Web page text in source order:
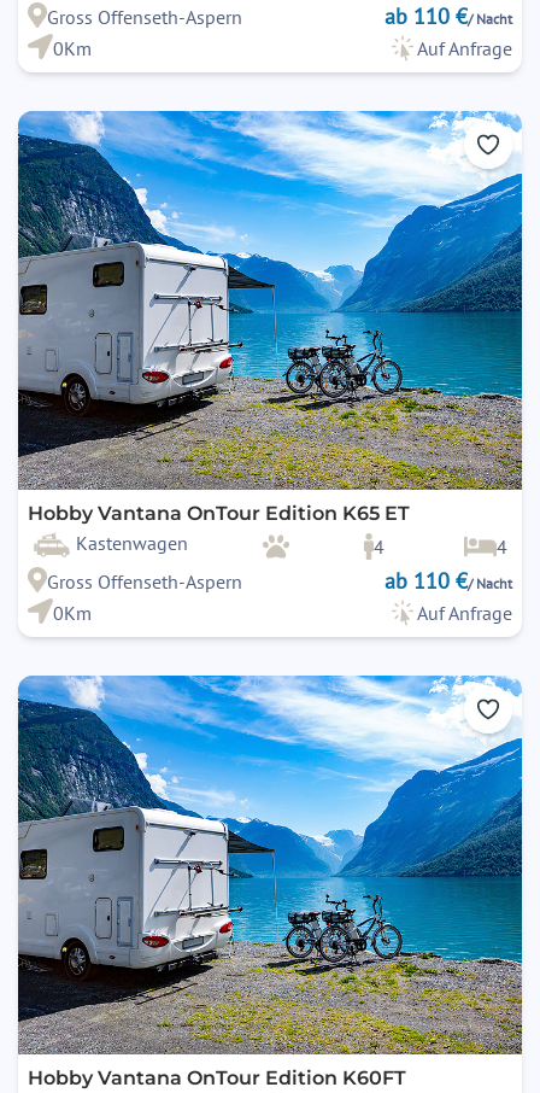
Gross Offenseth-Aspern ab 110 €/ Nacht
0Km Auf Anfrage
Hobby Vantana OnTour Edition K65 ET
Kastenwagen 4
4
Gross Offenseth-Aspern
ab 110 €/ Nacht
0Km Auf Anfrage
Hobby Vantana OnTour Edition K60FT